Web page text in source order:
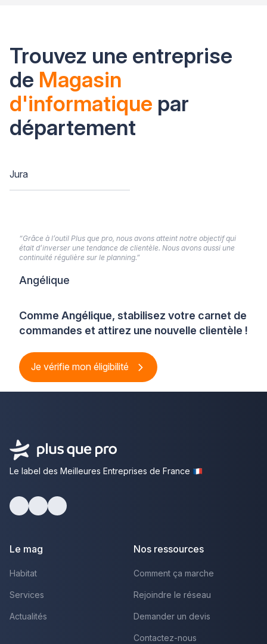
Trouvez une entreprise
de Magasin
d'informatique par
département
Jura
Comme Angélique, stabilisez votre carnet de
commandes et attirez une nouvelle clientèle !
Je vérifie mon éligibilité
“Grâce à l’outil Plus que pro, nous avons atteint notre objectif qui
était d’inverser une tendance de clientèle. Nous avons aussi une
continuité régulière sur le planning.”
Angélique
Le label des Meilleures Entreprises de France
Le mag
Habitat
Services
Actualités
Nos ressources
Comment ça marche
Rejoindre le réseau
Demander un devis
Contactez-nous